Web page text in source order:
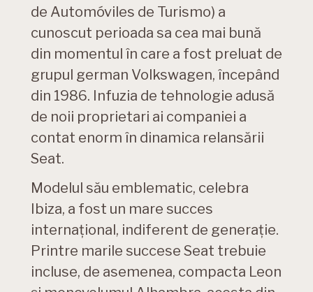
de Automóviles de Turismo) a
cunoscut perioada sa cea mai bună
din momentul în care a fost preluat de
grupul german Volkswagen, începând
din 1986. Infuzia de tehnologie adusă
de noii proprietari ai companiei a
contat enorm în dinamica relansării
Seat.
Modelul său emblematic, celebra
Ibiza, a fost un mare succes
internațional, indiferent de generație.
Printre marile succese Seat trebuie
incluse, de asemenea, compacta Leon